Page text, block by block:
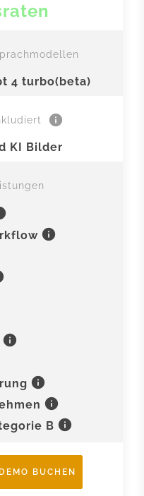
4 turbo(beta)
info
KI Bilder
info
info
info
info
B info
BUCHEN